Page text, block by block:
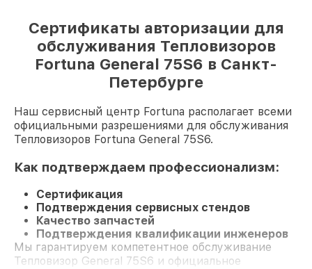
Сертификаты авторизации для
обслуживания Тепловизоров
Fortuna General 75S6 в Санкт-
Петербурге
Наш сервисный центр Fortuna располагает всеми
официальными разрешениями для обслуживания
Тепловизоров Fortuna General 75S6.
Как подтверждаем профессионализм:
Сертификация
Подтверждения сервисных стендов
Качество запчастей
Подтверждения квалификации инженеров
Мы гарантируем компетентное обслуживание
Тепловизор General 75S6 и официальное